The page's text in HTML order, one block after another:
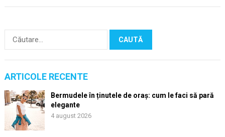
Caută
după:
ARTICOLE RECENTE
Bermudele în ținutele de oraș: cum le faci să pară
elegante
4 august 2026